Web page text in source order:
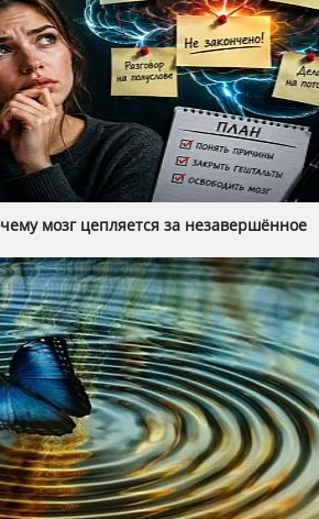
мозг цепляется за незавершённое